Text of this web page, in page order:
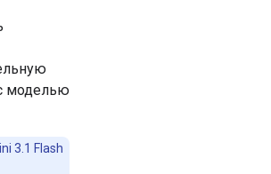
моделью
3.1 Flash